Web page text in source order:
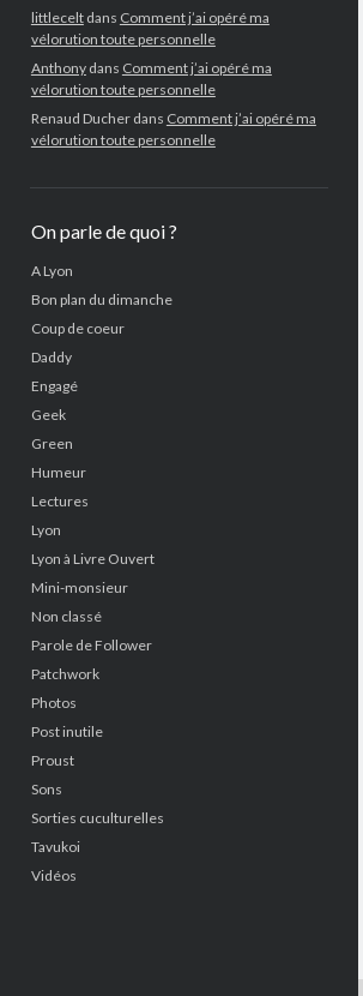
littleceltdans Comment j’ai opéré ma
vélorution toute personnelle
Anthonydans Comment j’ai opéré ma
vélorution toute personnelle
Renaud Ducherdans Comment j’ai opéré ma
vélorution toute personnelle
On parle de quoi ?
A Lyon
Bon plan du dimanche
Coup de coeur
Daddy
Engagé
Geek
Green
Humeur
Lectures
Lyon
Lyon à Livre Ouvert
Mini-monsieur
Non classé
Parole de Follower
Patchwork
Photos
Post inutile
Proust
Sons
Sorties cuculturelles
Tavukoi
Vidéos